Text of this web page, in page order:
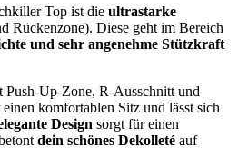
Top ist die ultrastarke
Rückenzone). Diese geht im Bereich
und sehr angenehme Stützkraft
Up-Zone, R-Ausschnitt und
komfortablen Sitz und lässt sich
Design sorgt für einen
dein schönes Dekolleté auf